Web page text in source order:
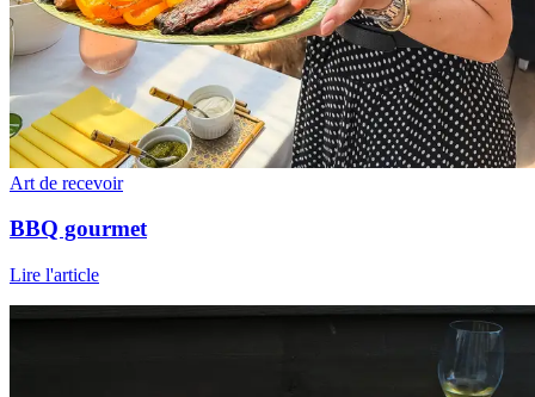
Art de recevoir
BBQ gourmet
Lire l'article